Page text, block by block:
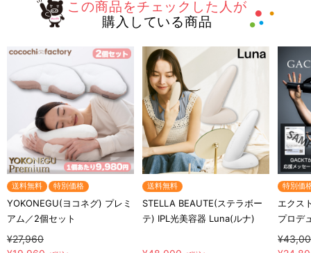
この商品をチェックした人が
購入している商品
送料無料 特別価格
YOKONEGU(ヨコネグ) プレミ
アム／2個セット
¥27,960
送料無料
STELLA BEAUTE(ステラボー
テ) IPL光美容器 Luna(ルナ)
特別価
エクス
プロデ